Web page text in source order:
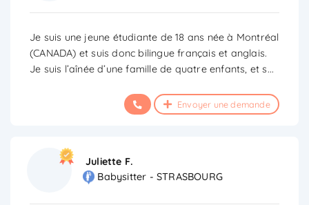
Je suis une jeune étudiante de 18 ans née à Montréal
(CANADA) et suis donc bilingue français et anglais.
Je suis l’aînée d’une famille de quatre enfants, et s...
Envoyer une demande
Juliette F.
Babysitter - STRASBOURG